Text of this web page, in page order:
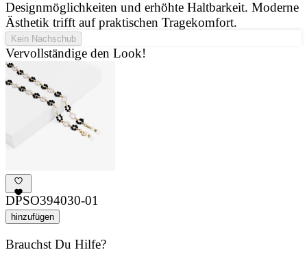
Designmöglichkeiten und erhöhte Haltbarkeit. Moderne
Ästhetik trifft auf praktischen Tragekomfort.
Kein Nachschub
Vervollständige den Look!
DPSO394030-01
hinzufügen
Brauchst Du Hilfe?